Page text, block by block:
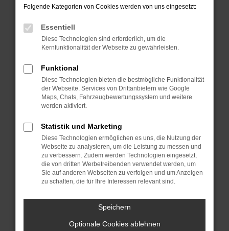
Manche Erweiterungen, wie Werbeblocker,
können das Laden bestimmter Seiten
verhindern. Funktioniert die Seite in einem
anderen Browser oder in einem privaten
Fenster?
Starte dein Gerät neu.
Das kann manchmal helfen,
Stelle sicher, dass dein Browser und dein
Betriebssystem auf dem neuesten Stand
sind.
Veraltete Software birgt nicht nur ein
Sicherheitsrisiko, sondern kann auch dazu
führen, dass bestimmte Funktionen nicht
mehr unterstützt werden.
Wende dich an den Webseitenbetreiber.
Folgende Kategorien von Cookies werden von uns eingesetzt:
Essentiell
Diese Technologien sind erforderlich, um die
Kernfunktionalität der Webseite zu gewährleisten.
Funktional
Diese Technologien bieten die bestmögliche Funktionalität
der Webseite. Services von Drittanbietern wie Google
Maps, Chats, Fahrzeugbewertungssystem und weitere
werden aktiviert.
Statistik und Marketing
Diese Technologien ermöglichen es uns, die Nutzung der
Webseite zu analysieren, um die Leistung zu messen und
zu verbessern. Zudem werden Technologien eingesetzt,
die von dritten Werbetreibenden verwendet werden, um
Sie auf anderen Webseiten zu verfolgen und um Anzeigen
zu schalten, die für Ihre Interessen relevant sind.
Speichern
Optionale Cookies ablehnen